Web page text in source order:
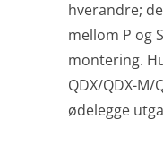
hverandre;
mellom P og
montering.
QDX/QDX-M/
ødelegge